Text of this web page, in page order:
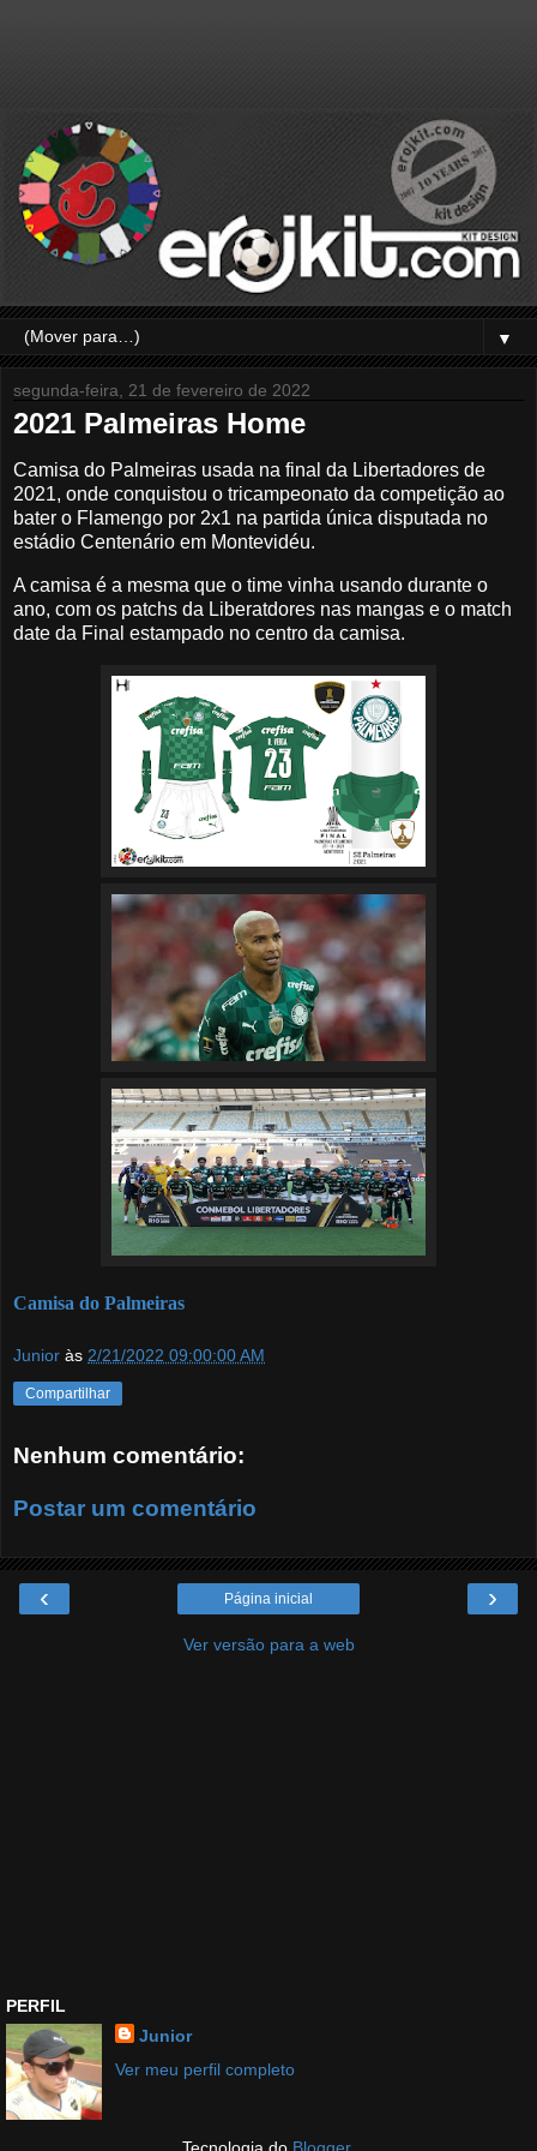
▼
segunda-feira, 21 de fevereiro de 2022
2021 Palmeiras Home
Camisa do Palmeiras usada na final da Libertadores de
2021, onde conquistou o tricampeonato da competição ao
bater o Flamengo por 2x1 na partida única disputada no
estádio Centenário em Montevidéu.
A camisa é a mesma que o time vinha usando durante o
ano, com os patchs da Liberatdores nas mangas e o match
date da Final estampado no centro da camisa.
Camisa do Palmeiras
Junior às 2/21/2022 09:00:00 AM
Compartilhar
Nenhum comentário:
Postar um comentário
‹ ›
Página inicial
Ver versão para a web
PERFIL
Junior
Ver meu perfil completo
Tecnologia do Blogger.